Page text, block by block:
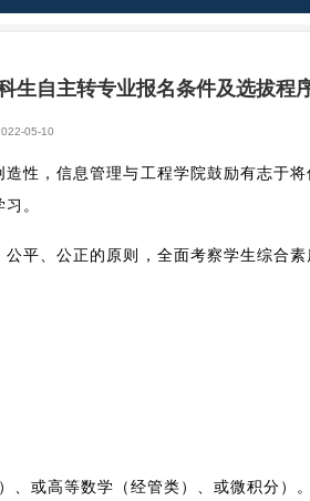
生自主转专业报名条件及选拔程
05-10
性，信息管理与工程学院鼓励有志于
。
平、公正的原则，全面考察学生综合
、或高等数学（经管类）、或微积分）。